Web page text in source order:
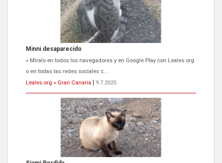
Minni desaparecido
» Míralo en todos los navegadores y en Google Play con Leales.org
o en todas las redes sociales c...
Leales.org » Gran Canaria | 9.7.2025
Siami Perdida